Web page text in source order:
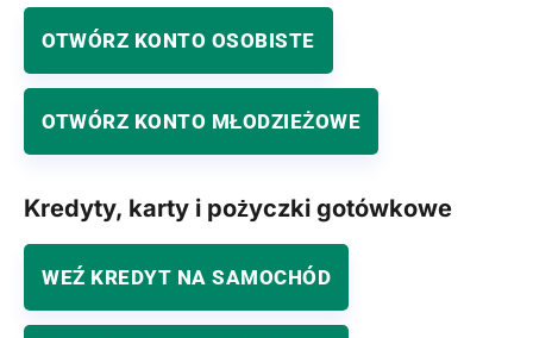
OTWÓRZ KONTO OSOBISTE
OTWÓRZ KONTO MŁODZIEŻOWE
Kredyty, karty i pożyczki gotówkowe
WEŹ KREDYT NA SAMOCHÓD